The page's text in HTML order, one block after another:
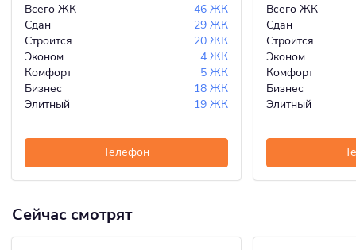
Всего ЖК
46 ЖК
Сдан
29 ЖК
Строится
20 ЖК
Эконом
4 ЖК
Комфорт
5 ЖК
Бизнес
18 ЖК
Элитный
19 ЖК
Телефон
Всего ЖК
Сдан
Строится
Эконом
Комфорт
Бизнес
Элитный
Сейчас смотрят